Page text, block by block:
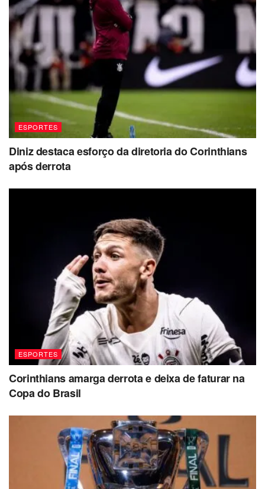
ESPORTES
Diniz destaca esforço da diretoria do Corinthians
após derrota
ESPORTES
Corinthians amarga derrota e deixa de faturar na
Copa do Brasil